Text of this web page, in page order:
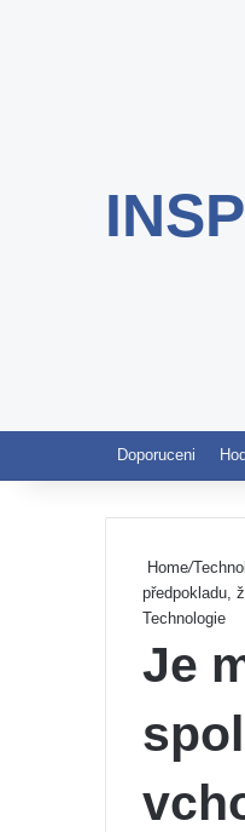
Doporuceni
Home/
předpokladu,
Technologie
Je